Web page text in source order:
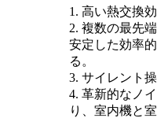
1. 高い熱交換
2. 複数の最先
安定した効率
る。
3. サイレント
4. 革新的なノ
り、室内機と